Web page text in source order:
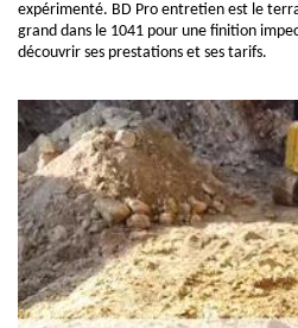
expérimenté. BD Pro entretien est le
grand dans le 1041 pour une finition
découvrir ses prestations et ses tarifs.